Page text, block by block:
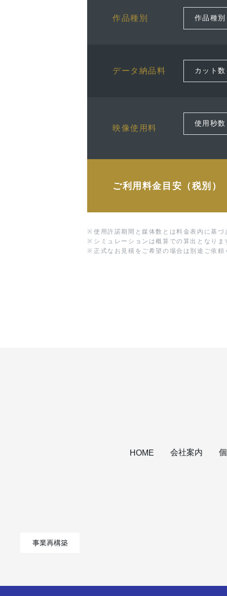
作品種別
データ納品料
映像使用料
ご利用料金目安（税別）
※ 使用許諾期間と媒体数とは料金表内に基づ
※ シミュレーションは概算での算出となりま
※ 正式なお見積をご希望の場合は別途ご依頼
HOME 会社案内
事業再構築